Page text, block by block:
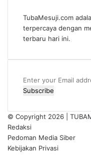
TubaMesuji.com
terpercaya dengan
terbaru hari ini.
Enter
your
address
© Copyright 2026 |
Redaksi
Pedoman Media Siber
Kebijakan Privasi